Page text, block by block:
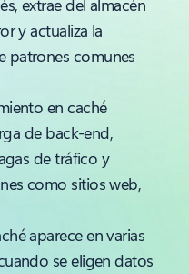
extrae del almacén
y actualiza la
patrones comunes
en caché
de back-end,
de tráfico y
como sitios web,
aparece en varias
se eligen datos